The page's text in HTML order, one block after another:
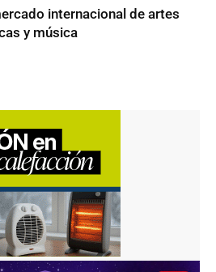
internacional de artes
y música